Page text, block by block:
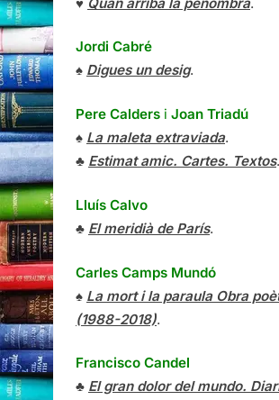
Jordi Cabré
♠ Digues un desig.
Pere Calders i Joan Triadú
♠ La maleta extraviada.
♣ Estimat amic. Cartes. Textos.
Lluís Calvo
♣ El meridià de París.
Carles Camps Mundó
♠ La mort i la paraula Obra
(1988-2018).
Francisco Candel
♣ El gran dolor del mundo.